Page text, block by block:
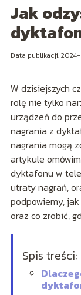
Jak
Data publikacji:
W dzisiejszych
rolę nie tylko
urządzeń do
nagrania z
nagrania mogą
artykule
dyktafonu w
utraty nagrań,
podpowiemy,
oraz co zrobić,
Spis treści: